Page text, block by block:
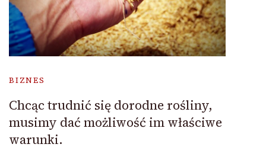
BIZNES
Chcąc trudnić się dorodne rośliny,
musimy dać możliwość im właściwe
warunki.